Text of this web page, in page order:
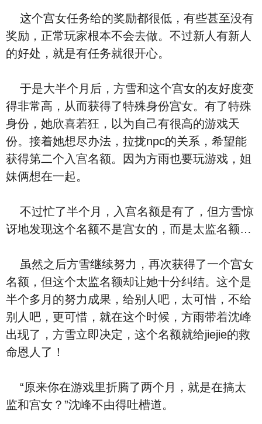
这个宫女任务给的奖励都很低，有些甚至没有
奖励，正常玩家根本不会去做。不过新人有新人
的好处，就是有任务就很开心。
于是大半个月后，方雪和这个宫女的友好度变
得非常高，从而获得了特殊身份宫女。有了特殊
身份，她欣喜若狂，以为自己有很高的游戏天
份。接着她想尽办法，拉拢npc的关系，希望能
获得第二个入宫名额。因为方雨也要玩游戏，姐
妹俩想在一起。
不过忙了半个月，入宫名额是有了，但方雪惊
讶地发现这个名额不是宫女的，而是太监名额…
虽然之后方雪继续努力，再次获得了一个宫女
名额，但这个太监名额却让她十分纠结。这个是
半个多月的努力成果，给别人吧，太可惜，不给
别人吧，更可惜，就在这个时候，方雨带着沈峰
出现了，方雪立即决定，这个名额就给jiejie的救
命恩人了！
“原来你在游戏里折腾了两个月，就是在搞太
监和宫女？”沈峰不由得吐槽道。